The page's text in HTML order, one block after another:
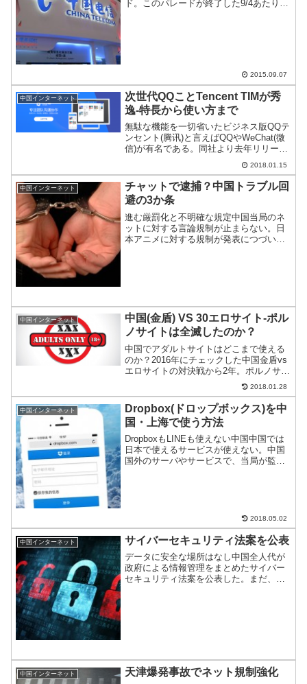
ド。このパレードが終了した9/4あたりか
2015.09.07
中国インターネット
次世代QQことTencent TIMが秀
逸-特長から使い方まで
無駄な機能を一切省いたビジネス版QQテ
ンセント(腾讯)と言えばQQやWeChat(微
信)が有名である。同社より去年リリース
されたTencent TIMが、今まで使っていた
QQ Internationalより格段に使い勝手いい
ので、特長と使い...
2018.01.15
中国インターネット
チャットで逮捕？中国トラブル回
避の3か条
進む厳罰化と不明確な規定中国当局のネ
ットに対する言論規制が止まらない。日
本アニメに対する規制が発表につづい
中国インターネット
中国(金盾) VS 30エロサイト-ポル
ノサイトは全滅したのか？
中国でアダルトサイトはどこまで使える
のか？2016年にチェックした中国金盾vs
エロサイトの対決戦から2年。ポルノサイ
ト全滅に意欲的な習近平政権の”いま”をチ
ェックした。海外系と日系あわせて30サ
イトをチェックしたが、その結果はいか
に…？
2018.01.28
中国インターネット
Dropbox(ドロップボックス)を中
国・上海で使う方法
DropboxもLINEも使えない中国中国では
日本で使えるサービスが使えない。中国
国外のサーバやサービスで、当局が監視
2018.05.02
中国インターネット サイバーセキュリティ法案を公表
データに安全な場所はなし中国全人代が
政府による情報管理をまとめたサイバー
セキュリティ法案を公表した。まだ、法
中国インターネット 天津爆発事故でネット規制強化